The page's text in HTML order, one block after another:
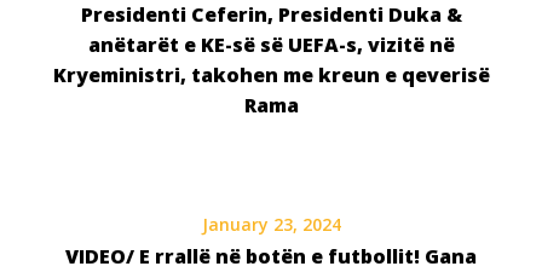
Presidenti Ceferin, Presidenti Duka &
anëtarët e KE-së së UEFA-s, vizitë në
Kryeministri, takohen me kreun e qeverisë
Rama
January 23, 2024
VIDEO/ E rrallë në botën e futbollit! Gana